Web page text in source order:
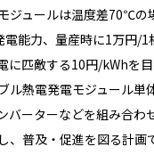
ジュールは温度差70℃の
電能力、量産時に1万円/
に匹敵する10円/kWhを
ル熱電発電モジュール単
バーターなどを組み合わ
、普及・促進を図る計画